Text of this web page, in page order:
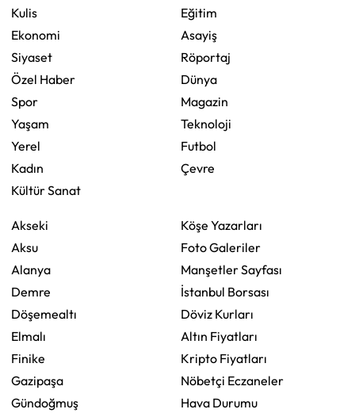
Kulis
Ekonomi
Siyaset
Özel Haber
Spor
Yaşam
Yerel
Kadın
Kültür Sanat
Eğitim
Asayiş
Röportaj
Dünya
Magazin
Teknoloji
Futbol
Çevre
Akseki
Aksu
Alanya
Demre
Döşemealtı
Elmalı
Finike
Gazipaşa
Gündoğmuş
Köşe Yazarları
Foto Galeriler
Manşetler Sayfası
İstanbul Borsası
Döviz Kurları
Altın Fiyatları
Kripto Fiyatları
Nöbetçi Eczaneler
Hava Durumu